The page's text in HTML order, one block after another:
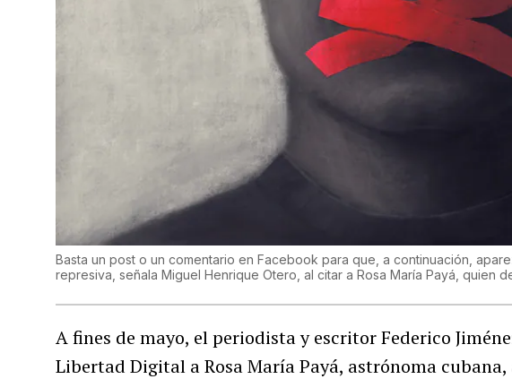
Basta un post o un comentario en Facebook para que, a continuación,
represiva, señala Miguel Henrique Otero, al citar a Rosa María Payá, quien
A fines de mayo, el periodista y escritor Federico
Libertad Digital a Rosa María Payá, astrónoma